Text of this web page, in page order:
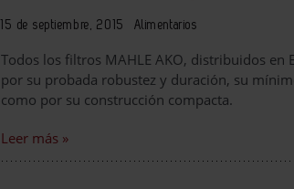
15 de septiembre, 2015 Alimentarios
Todos los filtros MAHLE AKO, distribuidos en
por su probada robustez y duración, su
como por su construcción compacta.
Leer más »